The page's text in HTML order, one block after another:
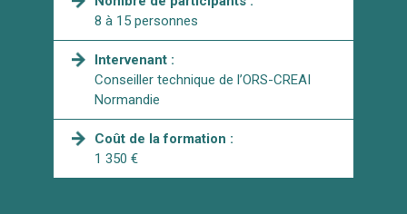
8 à 15 personnes
Intervenant :
Conseiller technique de l’ORS-CREAI
Normandie
Coût de la formation :
1 350 €